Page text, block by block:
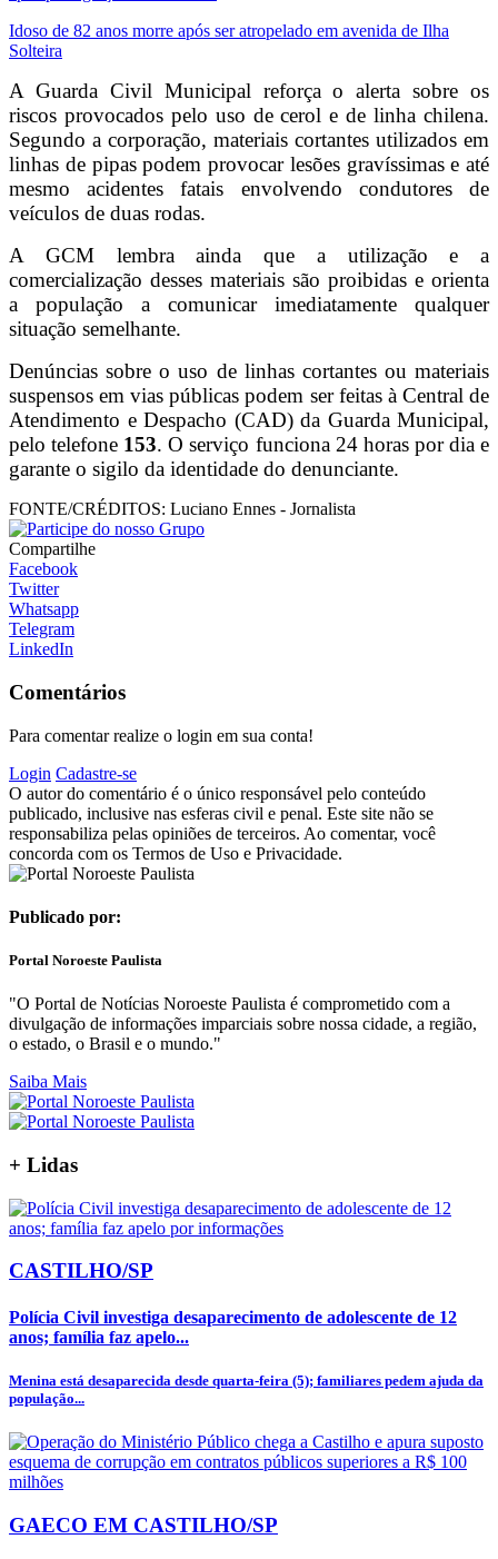
Idoso de 82 anos morre após ser atropelado em avenida de Ilha
Solteira
A Guarda Civil Municipal reforça o alerta sobre os
riscos provocados pelo uso de cerol e de linha chilena.
Segundo a corporação, materiais cortantes utilizados em
linhas de pipas podem provocar lesões gravíssimas e até
mesmo acidentes fatais envolvendo condutores de
veículos de duas rodas.
A GCM lembra ainda que a utilização e a
comercialização desses materiais são proibidas e orienta
a população a comunicar imediatamente qualquer
situação semelhante.
Denúncias sobre o uso de linhas cortantes ou materiais
suspensos em vias públicas podem ser feitas à Central de
Atendimento e Despacho (CAD) da Guarda Municipal,
pelo telefone 153. O serviço funciona 24 horas por dia e
garante o sigilo da identidade do denunciante.
FONTE/CRÉDITOS: Luciano Ennes - Jornalista
Compartilhe
Facebook
Twitter
Whatsapp
Telegram
LinkedIn
Comentários
Para comentar realize o login em sua conta!
Login Cadastre-se
O autor do comentário é o único responsável pelo conteúdo
publicado, inclusive nas esferas civil e penal. Este site não se
responsabiliza pelas opiniões de terceiros. Ao comentar, você
concorda com os Termos de Uso e Privacidade.
Publicado por:
Portal Noroeste Paulista
"O Portal de Notícias Noroeste Paulista é comprometido com a
divulgação de informações imparciais sobre nossa cidade, a região,
o estado, o Brasil e o mundo."
Saiba Mais
+ Lidas
CASTILHO/SP
Polícia Civil investiga desaparecimento de adolescente de 12
anos; família faz apelo...
Menina está desaparecida desde quarta-feira (5); familiares pedem ajuda da
população...
GAECO EM CASTILHO/SP